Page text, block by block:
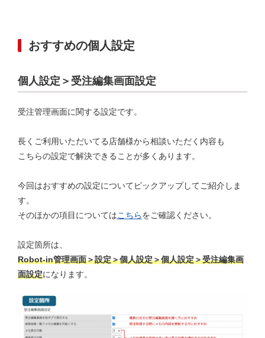
おすすめの個人設定
個人設定＞受注編集画面設定
受注管理画面に関する設定です。
長くご利用いただいてる店舗様から相談いただく内容も
こちらの設定で解決できることが多くあります。
今回はおすすめの設定についてピックアップしてご紹介しま
す。
そのほかの項目についてはこちらをご確認ください。
設定箇所は、
Robot-in管理画面＞設定＞個人設定＞個人設定＞受注編集画
面設定になります。